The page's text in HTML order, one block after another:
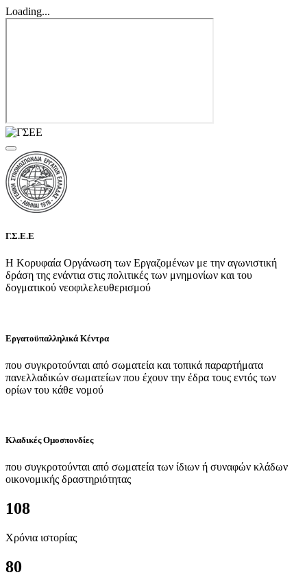
Loading...
Γ.Σ.Ε.Ε
Η Κορυφαία Οργάνωση των Εργαζομένων με την αγωνιστική
δράση της ενάντια στις πολιτικές των μνημονίων και του
δογματικού νεοφιλελευθερισμού
Εργατοϋπαλληλικά Κέντρα
που συγκροτούνται από σωματεία και τοπικά παραρτήματα
πανελλαδικών σωματείων που έχουν την έδρα τους εντός των
ορίων του κάθε νομού
Κλαδικές Ομοσπονδίες
που συγκροτούνται από σωματεία των ίδιων ή συναφών κλάδων
οικονομικής δραστηριότητας
108
Χρόνια ιστορίας
80